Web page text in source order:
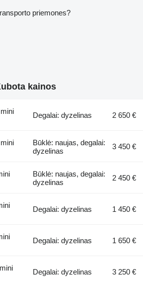
priemones?
kainos
Degalai: dyzelinas 2 650 €
Būklė: naujas, degalai:
dyzelinas
3 450 €
Būklė: naujas, degalai:
dyzelinas
2 450 €
Degalai: dyzelinas 1 450 €
Degalai: dyzelinas 1 650 €
Degalai: dyzelinas 3 250 €